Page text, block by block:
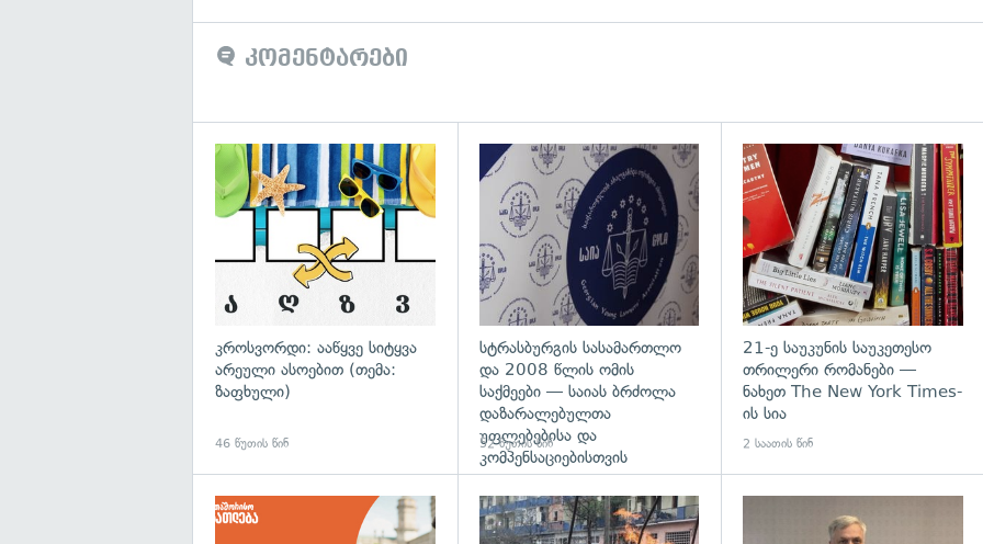
კომენტარები
გადახედვა
კროსვორდი: ააწყვე სიტყვა
არეული ასოებით (თემა:
ზაფხული)
46 წუთის წინ
გადახედვა
სტრასბურგის სასამართლო
და 2008 წლის ომის
საქმეები — საიას ბრძოლა
დაზარალებულთა
უფლებებისა და
კომპენსაციებისთვის
52 წუთის წინ
21-ე საუკუნის საუკეთესო
თრილერი რომანები —
ნახეთ The New York Times-
ის სია
2 საათის წინ